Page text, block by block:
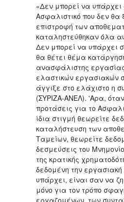
«Δεν μπορεί να υπάρχει
Ασφαλιστικό που δεν θα
επιστροφή των
καταληστεύθηκαν όλα
Δεν μπορεί να υπάρχει
θα θέτει θέμα
ανασφάλιστης
ελαστικών εργασιακών
άγγιξε στο ελάχιστο η
(ΣΥΡΙΖΑ-ΑΝΕΛ). 'Αρα,
προτάσεις για το
ίδια στιγμή θεωρείτε
καταλήστευση των
Ταμείων, θεωρείτε
δεσμεύσεις του
της κρατικής
δεδομένη την
υπάρχει, είναι σαν να
μόνο για τον τρόπο
εργαζομένων, των